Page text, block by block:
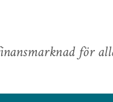
för